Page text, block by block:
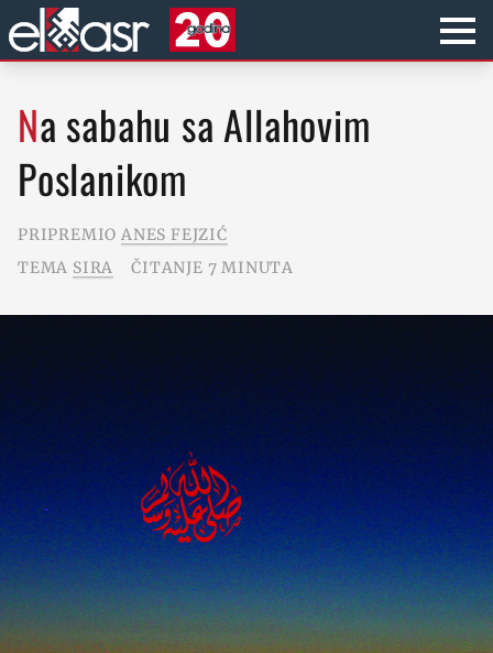
Na sabahu sa Allahovim
Poslanikom
PRIPREMIO ANES FEJZIĆ
TEMA SIRA ČITANJE 7 MINUTA